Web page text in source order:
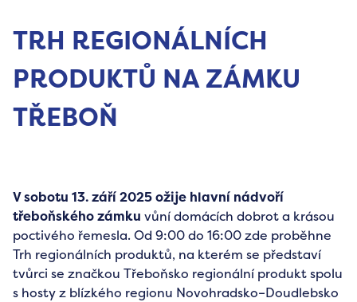
TRH REGIONÁLNÍCH
PRODUKTŮ NA ZÁMKU
TŘEBOŇ
V sobotu 13. září 2025 ožije hlavní nádvoří
třeboňského zámku vůní domácích dobrot a krásou
poctivého řemesla. Od 9:00 do 16:00 zde proběhne
Trh regionálních produktů, na kterém se představí
tvůrci se značkou Třeboňsko regionální produkt spolu
s hosty z blízkého regionu Novohradsko–Doudlebsko